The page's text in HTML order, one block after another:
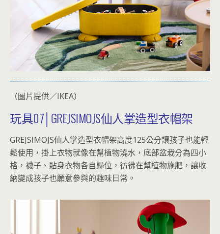
（圖片提供／IKEA）
玩具07│GREJSIMOJS仙人掌造型衣帽架
GREJSIMOJS仙人掌造型衣帽架高度125公分讓孩子也能輕
鬆使用，掛上衣物就像在幫植物澆水，底部盆栽分為四小
格，襪子、貼身衣物各自歸位，彷彿在幫植物施肥，讓收
納變成孩子也願意參與的趣味日常。